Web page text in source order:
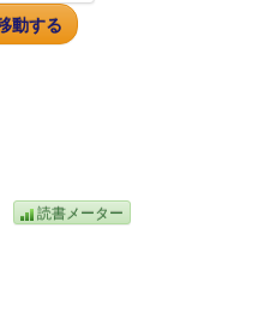
動する
読書メーター